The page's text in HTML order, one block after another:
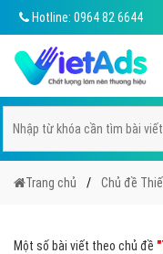
Hotline: 0964 82 6644
Trang chủ Chủ đề
Một số bài viết theo chủ đề